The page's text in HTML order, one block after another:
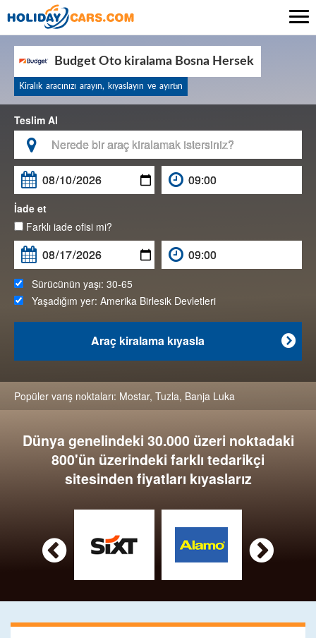
Budget Oto kiralama Bosna Hersek
Kiralık aracınızı arayın, kıyaslayın ve ayırtın
Teslim Al


İade et
Farklı iade ofisi mi?
Sürücünün yaşı: 30-65
Yaşadığım yer: Amerika Birlesik Devletleri

Araç kiralama kıyasla
Popüler varış noktaları: Mostar, Tuzla, Banja Luka
Dünya genelindeki 30.000 üzeri noktadaki
800'ün üzerindeki farklı tedarikçi
sitesinden fiyatları kıyaslarız
 